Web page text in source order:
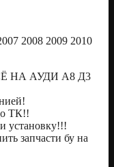
2008 2009 2010
НА АУДИ А8 Д3
ТК!!
запчасти бу на